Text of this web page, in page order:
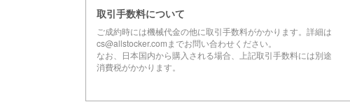
取引手数料について
ご成約時には機械代金の他に取引手数料がかかります。詳細は
cs@allstocker.comまでお問い合わせください。
なお、日本国内から購入される場合、上記取引手数料には別途
消費税がかかります。